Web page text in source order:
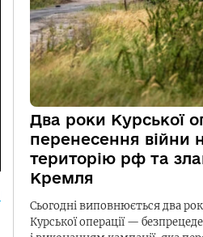
Два роки Курської
перенесення війни
територію рф та
Кремля
Сьогодні виповнюється два
Курської операції —